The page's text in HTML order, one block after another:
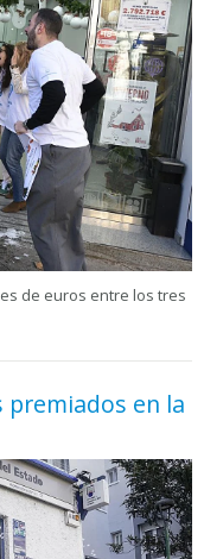
de euros entre los tres
en la